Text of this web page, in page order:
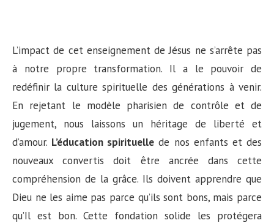
L’impact de cet enseignement de Jésus ne s’arrête pas
à notre propre transformation. Il a le pouvoir de
redéfinir la culture spirituelle des générations à venir.
En rejetant le modèle pharisien de contrôle et de
jugement, nous laissons un héritage de liberté et
d’amour. L’éducation spirituelle de nos enfants et des
nouveaux convertis doit être ancrée dans cette
compréhension de la grâce. Ils doivent apprendre que
Dieu ne les aime pas parce qu’ils sont bons, mais parce
qu’Il est bon. Cette fondation solide les protégera